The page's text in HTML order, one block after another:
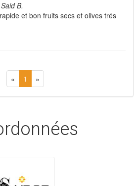
B.
et bon fruits secs et olives trés
« 1 »